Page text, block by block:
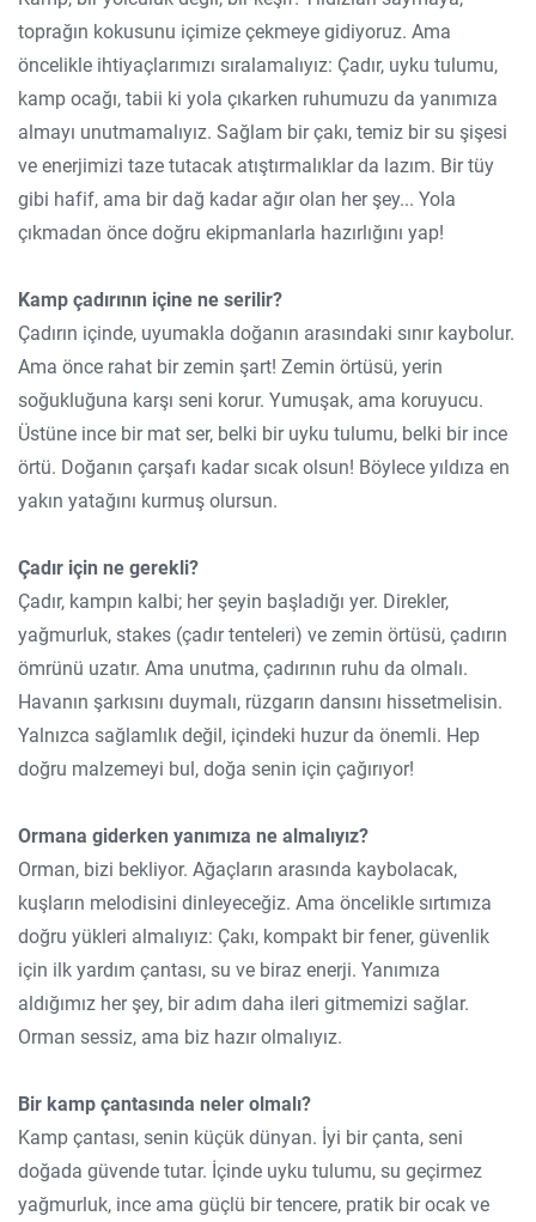
toprağın kokusunu içimize çekmeye gidiyoruz. Ama
öncelikle ihtiyaçlarımızı sıralamalıyız: Çadır, uyku tulumu,
kamp ocağı, tabii ki yola çıkarken ruhumuzu da yanımıza
almayı unutmamalıyız. Sağlam bir çakı, temiz bir su şişesi
ve enerjimizi taze tutacak atıştırmalıklar da lazım. Bir tüy
gibi hafif, ama bir dağ kadar ağır olan her şey... Yola
çıkmadan önce doğru ekipmanlarla hazırlığını yap!
Kamp çadırının içine ne serilir?
Çadırın içinde, uyumakla doğanın arasındaki sınır kaybolur.
Ama önce rahat bir zemin şart! Zemin örtüsü, yerin
soğukluğuna karşı seni korur. Yumuşak, ama koruyucu.
Üstüne ince bir mat ser, belki bir uyku tulumu, belki bir ince
örtü. Doğanın çarşafı kadar sıcak olsun! Böylece yıldıza en
yakın yatağını kurmuş olursun.
Çadır için ne gerekli?
Çadır, kampın kalbi; her şeyin başladığı yer. Direkler,
yağmurluk, stakes (çadır tenteleri) ve zemin örtüsü, çadırın
ömrünü uzatır. Ama unutma, çadırının ruhu da olmalı.
Havanın şarkısını duymalı, rüzgarın dansını hissetmelisin.
Yalnızca sağlamlık değil, içindeki huzur da önemli. Hep
doğru malzemeyi bul, doğa senin için çağırıyor!
Ormana giderken yanımıza ne almalıyız?
Orman, bizi bekliyor. Ağaçların arasında kaybolacak,
kuşların melodisini dinleyeceğiz. Ama öncelikle sırtımıza
doğru yükleri almalıyız: Çakı, kompakt bir fener, güvenlik
için ilk yardım çantası, su ve biraz enerji. Yanımıza
aldığımız her şey, bir adım daha ileri gitmemizi sağlar.
Orman sessiz, ama biz hazır olmalıyız.
Bir kamp çantasında neler olmalı?
Kamp çantası, senin küçük dünyan. İyi bir çanta, seni
doğada güvende tutar. İçinde uyku tulumu, su geçirmez
yağmurluk, ince ama güçlü bir tencere, pratik bir ocak ve